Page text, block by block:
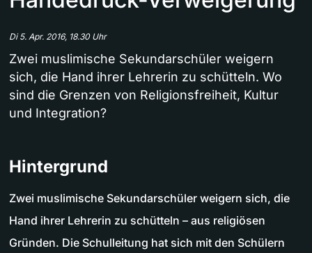
Di 5. Apr. 2016, 18.30 Uhr
Zwei muslimische Sekundarschüler weigern
sich, die Hand ihrer Lehrerin zu schütteln. Wo
sind die Grenzen von Religionsfreiheit, Kultur
und Integration?
Hintergrund
Zwei muslimische Sekundarschüler weigern sich, die
Hand ihrer Lehrerin zu schütteln – aus religiösen
Gründen. Die Schulleitung hat sich mit den Schülern